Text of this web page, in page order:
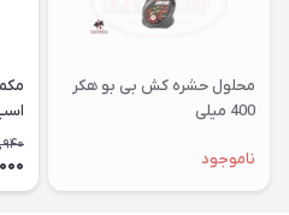
محلول حشره کش بی بو هکر
400 میلی
ناموجود